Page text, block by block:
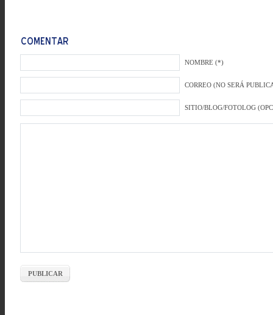
NOMBRE (*)
CORREO (NO SERÁ
SITIO/BLOG/FOTOLOG